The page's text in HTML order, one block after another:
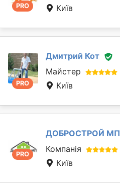
PRO
Київ
PRO
Дмитрий Кот
Майстер
Київ
PRO
ДОБРОСТРОЙ МП
Компанія
Київ